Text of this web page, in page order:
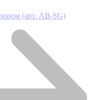
(арт. AB-SG)